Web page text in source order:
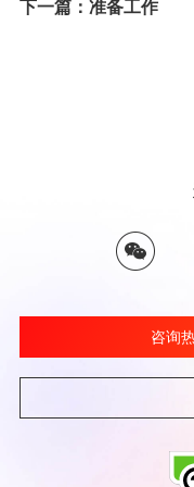
下一篇：准备工作
咨询